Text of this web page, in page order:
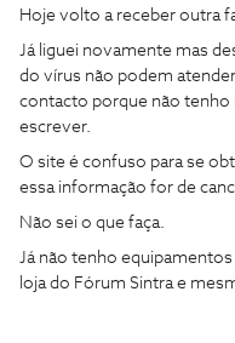
Hoje volto a receber outra
Já liguei novamente mas
do vírus não podem
contacto porque não tenho
escrever.
O site é confuso para se
essa informação for de
Não sei o que faça.
Já não tenho
loja do Fórum Sintra e